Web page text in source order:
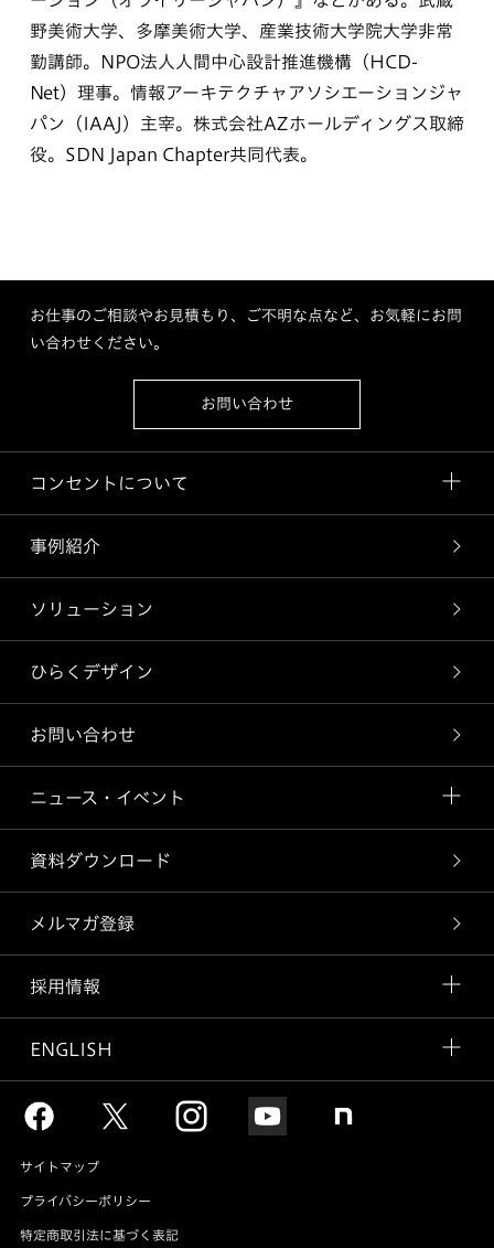
野美術大学、多摩美術大学、産業技術大学院大学非常
勤講師。NPO法人人間中心設計推進機構（HCD-
Net）理事。情報アーキテクチャアソシエーションジャ
パン（IAAJ）主宰。株式会社AZホールディングス取締
役。SDN Japan Chapter共同代表。
お仕事のご相談やお見積もり、ご不明な点など、お気軽にお問
い合わせください。
お問い合わせ
コンセントについて
事例紹介
ソリューション
ひらくデザイン
お問い合わせ
ニュース・イベント
資料ダウンロード
メルマガ登録
採用情報
ENGLISH
サイトマップ
プライバシーポリシー
特定商取引法に基づく表記